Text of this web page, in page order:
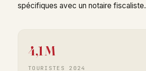
spécifiques avec un notaire fiscaliste.
4,1 M
TOURISTES 2024